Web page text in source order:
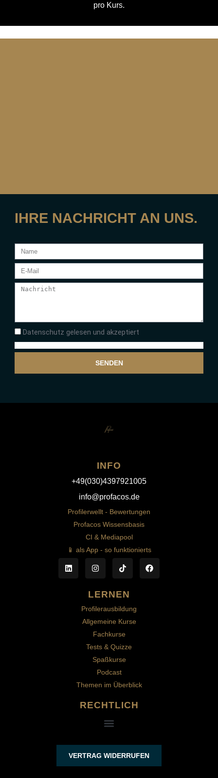
pro Kurs.
IHRE NACHRICHT AN UNS.
Datenschutz gelesen und akzeptiert
SENDEN
INFO
+49(030)4397921005
info@profacos.de
Profilerwellt - Bewertungen
Profacos Wissensbasis
CI & Mediapool
📱 als App - so funktionierts
LERNEN
Profilerausbildung
Allgemeine Kurse
Fachkurse
Tests & Quizze
Spaßkurse
Podcast
Themen im Überblick
RECHTLICH
VERTRAG WIDERRUFEN